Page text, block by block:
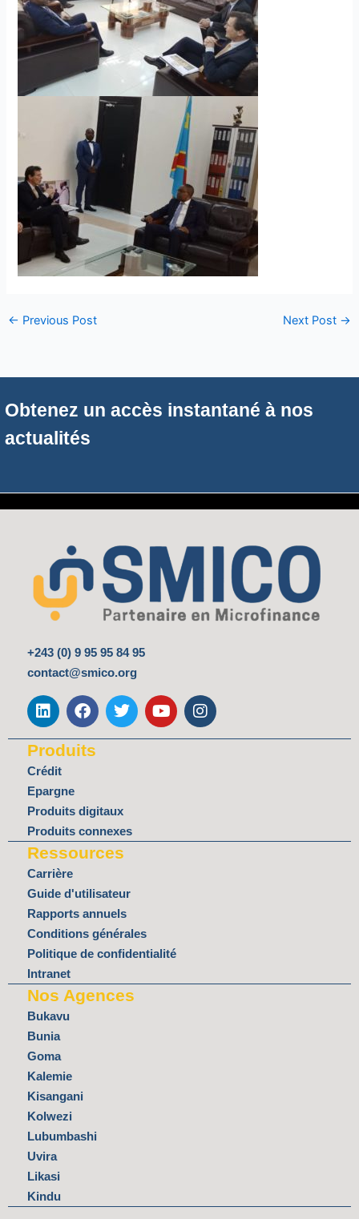
← Previous Post Next Post →
Obtenez un accès instantané à nos
actualités
+243 (0) 9 95 95 84 95
contact@smico.org
i
n
k
e
d
i
n
a
c
e
b
k
w
i
t
o
u
t
n
s
t
Produits
Crédit
Epargne
Produits digitaux
Produits connexes
Ressources
Carrière
Guide d'utilisateur
Rapports annuels
Conditions générales
Politique de confidentialité
Intranet
Nos Agences
Bukavu
Bunia
Goma
Kalemie
Kisangani
Kolwezi
Lubumbashi
Uvira
Likasi
Kindu